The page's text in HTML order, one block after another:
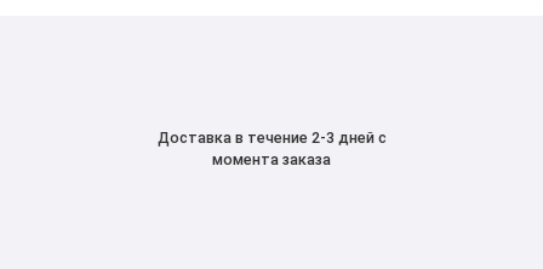
Доставка в течение 2-3 дней с
момента заказа